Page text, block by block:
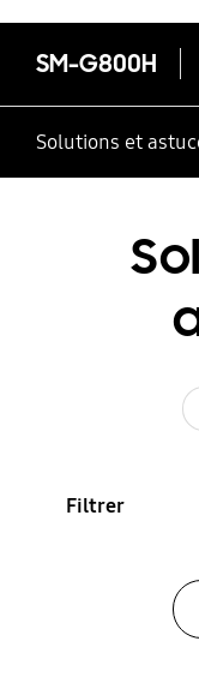
SM-G800H
Solutions et
Filtrer